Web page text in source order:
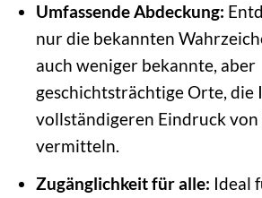
Umfassende Abdeckung:
nur die bekannten
auch weniger bekannte, aber
geschichtsträchtige Orte, die
vollständigeren Eindruck
vermitteln.
Zugänglichkeit für alle: Ideal